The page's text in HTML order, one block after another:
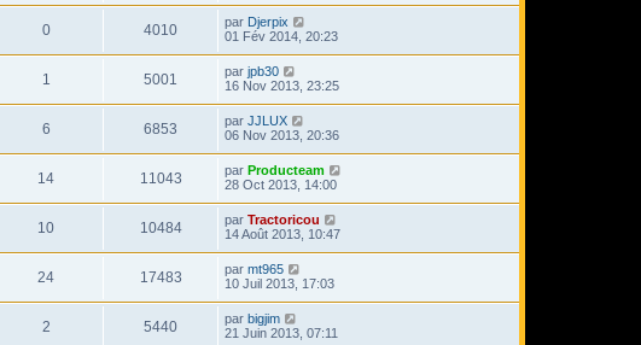
0 4010 par Djerpix
01 Fév 2014, 20:23
1 5001 par jpb30
16 Nov 2013, 23:25
6 6853 par JJLUX
06 Nov 2013, 20:36
14 11043 par Producteam
28 Oct 2013, 14:00
10 10484 par Tractoricou
14 Août 2013, 10:47
24 17483 par mt965
10 Juil 2013, 17:03
2 5440 par bigjim
21 Juin 2013, 07:11